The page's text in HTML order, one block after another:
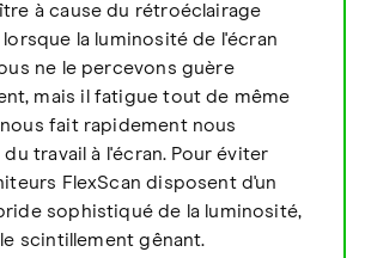
à cause du rétroéclairage
lorsque la luminosité de l'écran
ne le percevons guère
mais il fatigue tout de même
fait rapidement nous
travail à l'écran. Pour éviter
FlexScan disposent d'un
sophistiqué de la luminosité,
scintillement gênant.